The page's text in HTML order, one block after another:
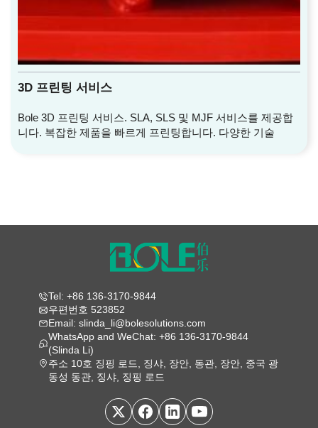
3D 프린팅 서비스
Bole 3D 프린팅 서비스. SLA, SLS 및 MJF 서비스를 제공합
니다. 복잡한 제품을 빠르게 프린팅합니다. 다양한 기술
Tel: +86 136-3170-9844
우편번호 523852
Email: slinda_li@bolesolutions.com
WhatsApp and WeChat: +86 136-3170-9844
(Slinda Li)
주소 10호 징핑 로드, 징샤, 장안, 동관, 장안, 중국 광
동성 동관, 징샤, 징핑 로드